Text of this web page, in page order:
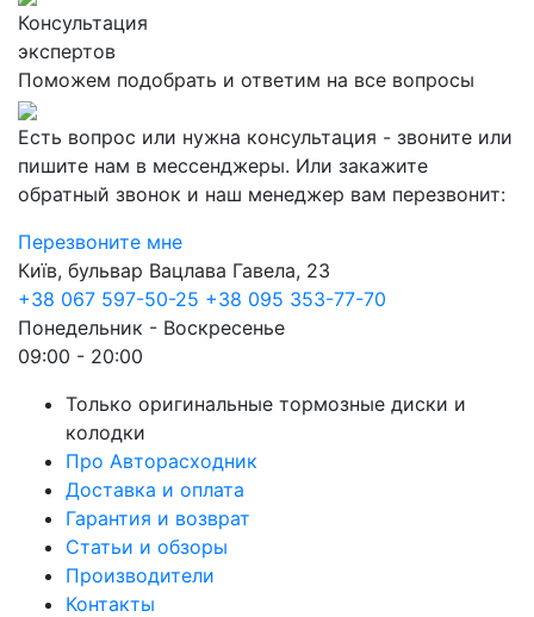
Консультация
экспертов
Поможем подобрать и ответим на все вопросы
Есть вопрос или нужна консультация - звоните или
пишите нам в мессенджеры. Или закажите
обратный звонок и наш менеджер вам перезвонит:
Перезвоните мне
Київ, бульвар Вацлава Гавела, 23
+38 067 597-50-25 +38 095 353-77-70
Понедельник - Воскресенье
09:00 - 20:00
Только оригинальные тормозные диски и
колодки
Про Авторасходник
Доставка и оплата
Гарантия и возврат
Статьи и обзоры
Производители
Контакты